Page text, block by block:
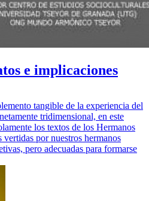
e implicaciones
tangible de la experiencia del
tridimensional, en este
los textos de los Hermanos
por nuestros hermanos
pero adecuadas para formarse